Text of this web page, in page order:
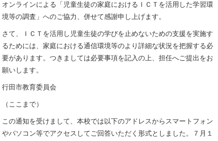
オンラインによる「児童生徒の家庭におけるＩＣＴを活用した学習環
境等の調査」へのご協力、併せて感謝申し上げます。
さて、ＩＣＴを活用し児童生徒の学びを止めないための支援を実施す
るためには、家庭における通信環境等のより詳細な状況を把握する必
要があります。つきましては必要事項を記入の上、担任へご提出をお
願いします。
行田市教育委員会
（ここまで）
この通知を受けまして、本校では以下のアドレスからスマートフォン
やパソコン等でアクセスしてご回答いただく形式としました。７月１